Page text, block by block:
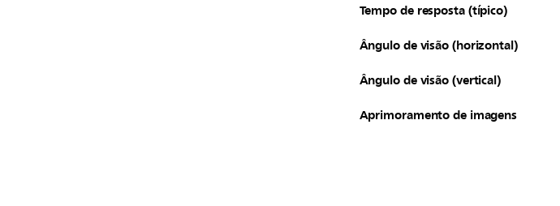
Tempo de resposta (típico)
Ângulo de visão (horizontal)
Ângulo de visão (vertical)
Aprimoramento de imagens